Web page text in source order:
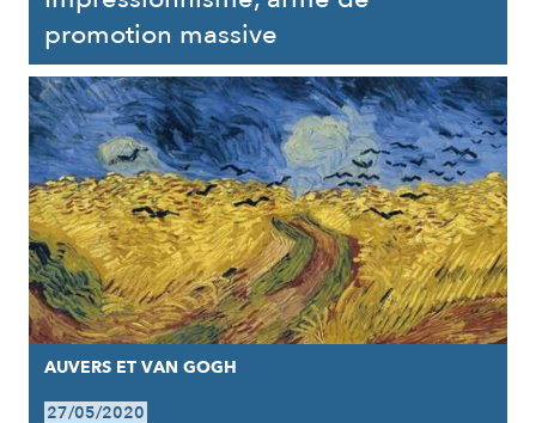
promotion massive
AUVERS ET VAN GOGH
27/05/2020